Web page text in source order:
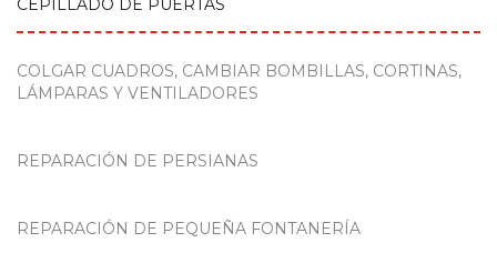
CEPILLADO DE PUERTAS
COLGAR CUADROS, CAMBIAR BOMBILLAS, CORTINAS,
LÁMPARAS Y VENTILADORES
REPARACIÓN DE PERSIANAS
REPARACIÓN DE PEQUEÑA FONTANERÍA